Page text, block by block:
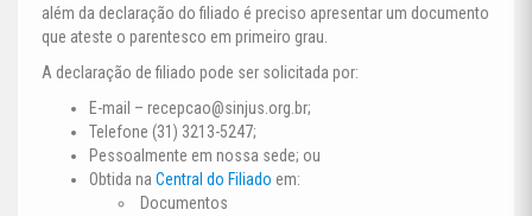
além da declaração do filiado é preciso apresentar um documento
que ateste o parentesco em primeiro grau.
A declaração de filiado pode ser solicitada por:
E-mail – recepcao@sinjus.org.br;
Telefone (31) 3213-5247;
Pessoalmente em nossa sede; ou
Obtida na Central do Filiado em:
Documentos